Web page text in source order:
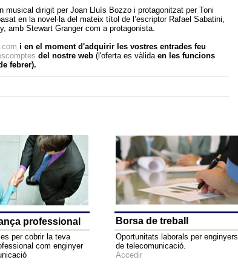
musical dirigit per Joan Lluís Bozzo i protagonitzat per Toni
en la novel·la del mateix títol de l’escriptor Rafael Sabatini,
amb Stewart Granger com a protagonista.
i en el moment d'adquirir les vostres entrades feu
del nostre web (l'oferta es vàlida en les funcions
febrer).
professional Borsa de treball
per cobrir la teva
com enginyer
Oportunitats laborals per enginyers
de telecomunicació.
Accedir